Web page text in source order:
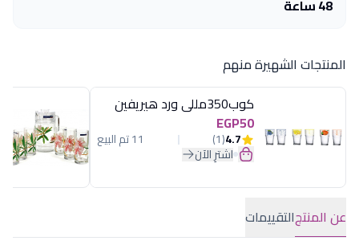
48 ساعة
المنتجات الشهيرة منهم
كوب350مللى ورد هيريفين
EGP50
4.7
(1) 11 تم البيع
اشترِ الآن
عن المنتجالتقييمات